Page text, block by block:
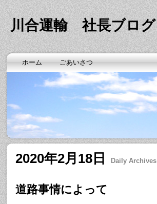
川合運輸 社長ブログ
ホーム ごあいさつ
2020年2月18日 Daily Archives
道路事情によって